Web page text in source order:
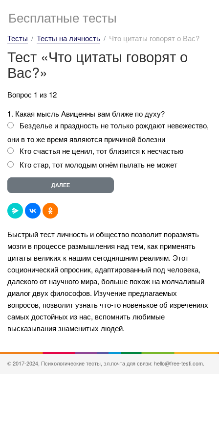
Бесплатные тесты
Тесты Тесты на личность Что цитаты говорят о Вас?
Тест «Что цитаты говорят о
Вас?»
Вопрос 1 из 12
1. Какая мысль Авиценны вам ближе по духу?
Безделье и праздность не только рождают невежество,
они в то же время являются причиной болезни
Кто счастья не ценил, тот близится к несчастью
Кто стар, тот молодым огнём пылать не может
Быстрый тест личность и общество позволит поразмять
мозги в процессе размышления над тем, как применять
цитаты великих к нашим сегодняшним реалиям. Этот
соционический опросник, адаптированный под человека,
далекого от научного мира, больше похож на молчаливый
диалог двух философов. Изучение предлагаемых
вопросов, позволит узнать что-то новенькое об изречениях
самых достойных из нас, вспомнить любимые
высказывания знаменитых людей.
© 2017-2024, Психологические тесты, эл.почта для связи: hello@free-testi.com.